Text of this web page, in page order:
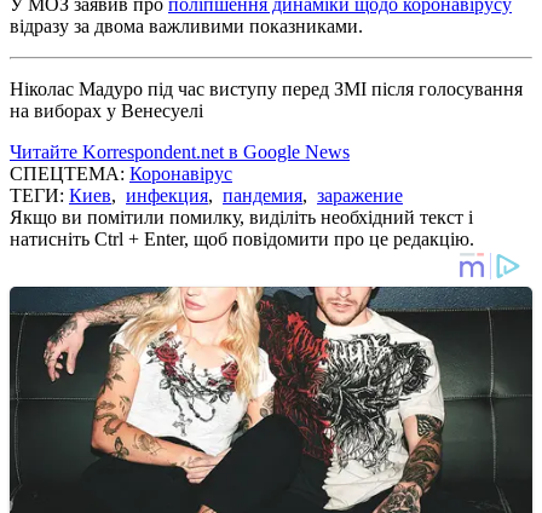
відразу за двома важливими показниками.
Ніколас Мадуро під час виступу перед ЗМІ після голосування
на виборах у Венесуелі
Читайте Korrespondent.net в Google News
СПЕЦТЕМА: Коронавірус
ТЕГИ: Киев, инфекция, пандемия, заражение
Якщо ви помітили помилку, виділіть необхідний текст і
натисніть Ctrl + Enter, щоб повідомити про це редакцію.